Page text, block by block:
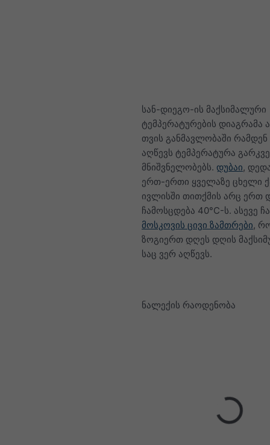
სან-დიეგო-ის მაქსიმალური
ტემპერატურების დიაგრამა
თვის განმავლობაში
აღწევს ტემპერატურა
მნიშვნელობებს. დუბაი,
ერთ-ერთი ყველაზე ცხელი
ივლისში თითქმის არც ერთ
ჩამოსცდება 40°C-ს. ასევე
მოსკოვის ცივი ზამთრები,
ზოგიერთ დღეს დღის
საც ვერ აღწევს.
ნალექის რაოდენობა